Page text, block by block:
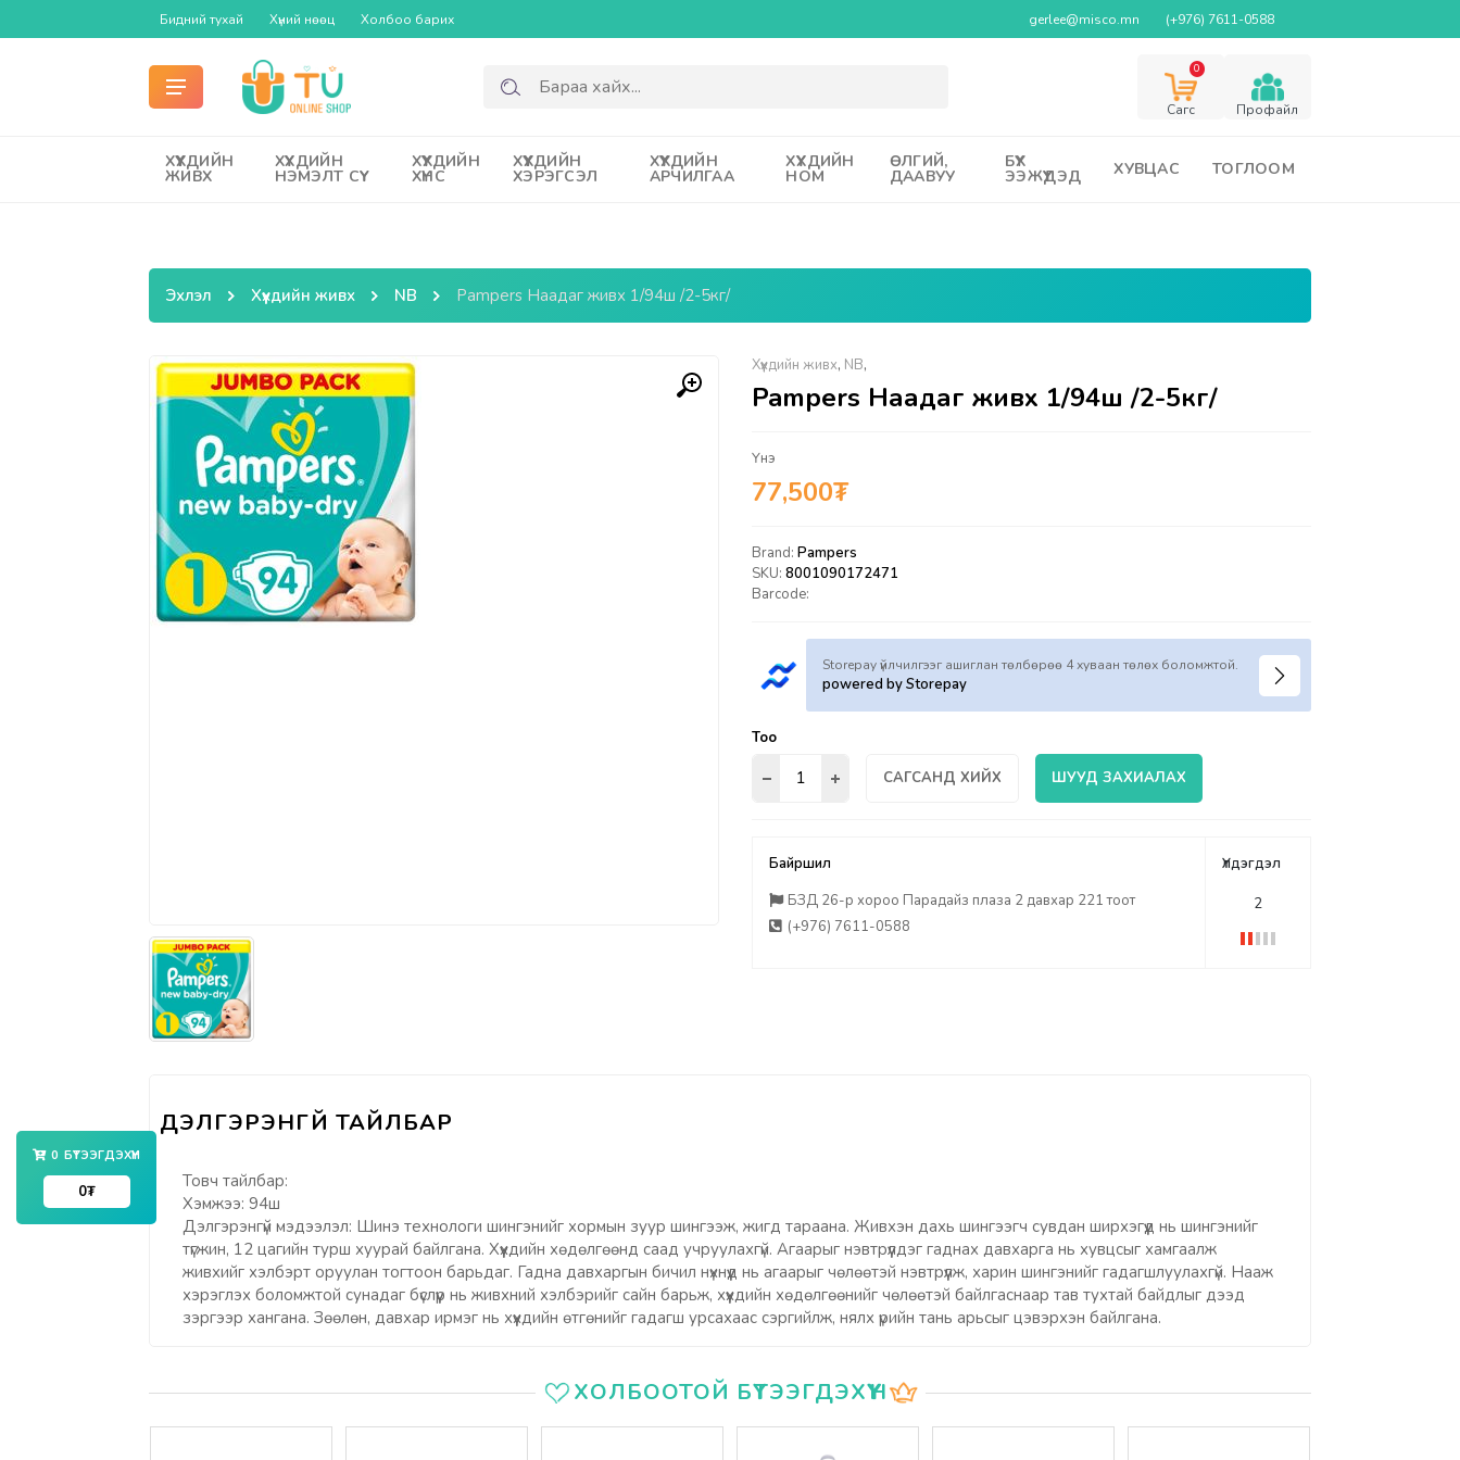
Бидний тухай Хүний нөөц Холбоо барих gerlee@misco.mn (+976) 7611-0588
0
Cагс Профайл
ХҮҮХДИЙН
ЖИВХ
ХҮҮХДИЙН
НЭМЭЛТ СҮҮ
ХҮҮХДИЙН
ХҮНС
ХҮҮХДИЙН
ХЭРЭГСЭЛ
ХҮҮХДИЙН
АРЧИЛГАА
ХҮҮХДИЙН
НОМ
ӨЛГИЙ,
ДААВУУ
БҮХ
ЭЭЖҮҮДЭД ХУВЦАС ТОГЛООМ
Эхлэл Хүүхдийн живх NB Pampers Наадаг живх 1/94ш /2-5кг/
Хүүхдийн живх, NB,
Pampers Наадаг живх 1/94ш /2-5кг/
Үнэ
77,500₮
Brand: Pampers
SKU: 8001090172471
Barcode:
Storepay үйлчилгээг ашиглан төлбөрөө 4 хуваан төлөх боломжтой.
powered by Storepay
Тоо
САГСАНД ХИЙХ ШУУД ЗАХИАЛАХ
Байршил
БЗД 26-р хороо Парадайз плаза 2 давхар 221 тоот
(+976) 7611-0588
Үлдэгдэл
2
Товч тайлбар:
Хэмжээ: 94ш
Дэлгэрэнгүй мэдээлэл: Шинэ технологи шингэнийг хормын зуур шингээж, жигд тараана. Живхэн дахь шингээгч сувдан ширхэгүүд нь шингэнийг
түгжин, 12 цагийн турш хуурай байлгана. Хүүхдийн хөдөлгөөнд саад учруулахгүй. Агаарыг нэвтрүүлдэг гаднах давхарга нь хувцсыг хамгаалж
живхийг хэлбэрт оруулан тогтоон барьдаг. Гадна давхаргын бичил нүхнүүд нь агаарыг чөлөөтэй нэвтрүүлж, харин шингэнийг гадагшлуулахгүй. Нааж
хэрэглэх боломжтой сунадаг бүслүүр нь живхний хэлбэрийг сайн барьж, хүүхдийн хөдөлгөөнийг чөлөөтэй байлгаснаар тав тухтай байдлыг дээд
зэргээр хангана. Зөөлөн, давхар ирмэг нь хүүхдийн өтгөнийг гадагш урсахаас сэргийлж, нялх үрийн тань арьсыг цэвэрхэн байлгана.
ХОЛБООТОЙ БҮТЭЭГДЭХҮҮН
0 БҮТЭЭГДЭХҮҮН
0₮